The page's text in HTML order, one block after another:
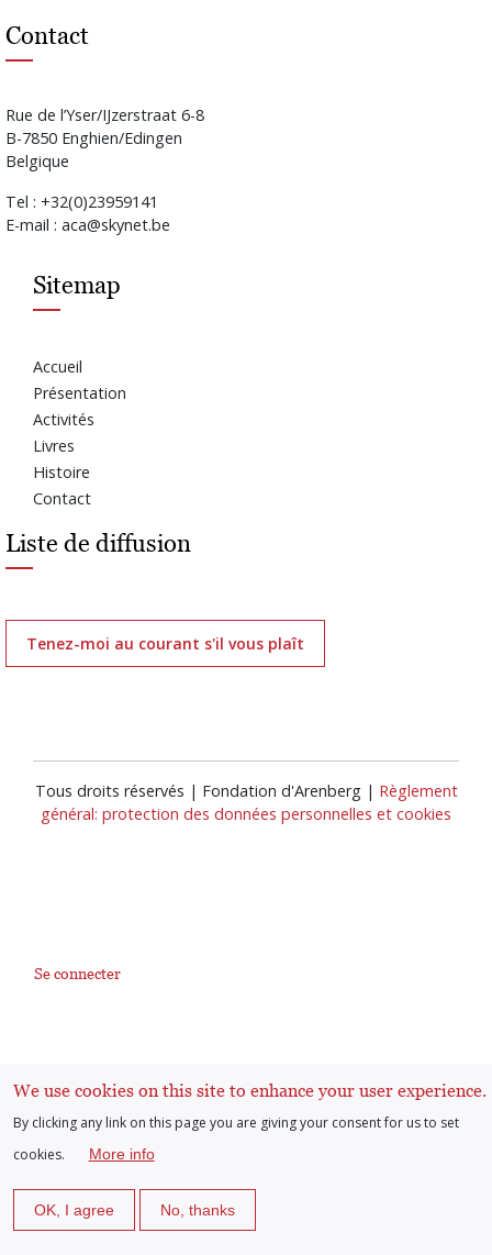
Contact
Rue de l’Yser/IJzerstraat 6-8
B-7850 Enghien/Edingen
Belgique
Tel : +32(0)23959141
E-mail : aca@skynet.be
Sitemap
Accueil
Présentation
Activités
Livres
Histoire
Contact
Liste de diffusion
Tenez-moi au courant s'il vous plaît
Tous droits réservés | Fondation d'Arenberg | Règlement
général: protection des données personnelles et cookies
User
menu
Se connecter
We use cookies on this site to enhance your user experience.
By clicking any link on this page you are giving your consent for us to set
cookies.
More info
OK, I agree No, thanks